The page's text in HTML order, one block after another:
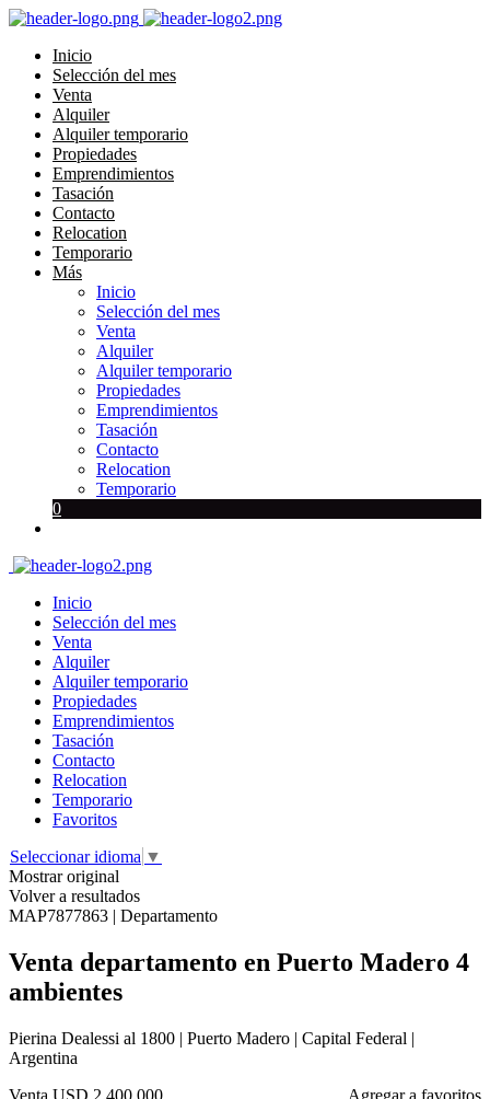
Inicio
Selección del mes
Venta
Alquiler
Alquiler temporario
Propiedades
Emprendimientos
Tasación
Contacto
Relocation
Temporario
Más
Inicio
Selección del mes
Venta
Alquiler
Alquiler temporario
Propiedades
Emprendimientos
Tasación
Contacto
Relocation
Temporario
0
Inicio
Selección del mes
Venta
Alquiler
Alquiler temporario
Propiedades
Emprendimientos
Tasación
Contacto
Relocation
Temporario
Favoritos
Seleccionar idioma ▼
Mostrar original
Volver a resultados
MAP7877863 | Departamento
Venta departamento en Puerto Madero 4
ambientes
Pierina Dealessi al 1800 | Puerto Madero | Capital Federal |
Argentina
Agregar a favoritos
Venta USD 2.400.000